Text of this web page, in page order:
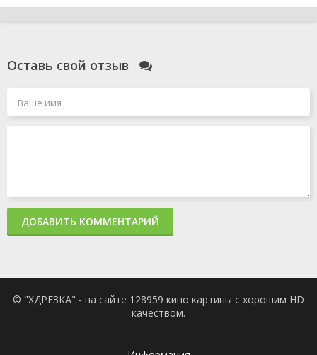
Оставь свой отзыв
ДОБАВИТЬ КОММЕНТАРИЙ
© "ХДРЕЗКА" - на сайте 128959 кино картины с хорошим HD
качеством.